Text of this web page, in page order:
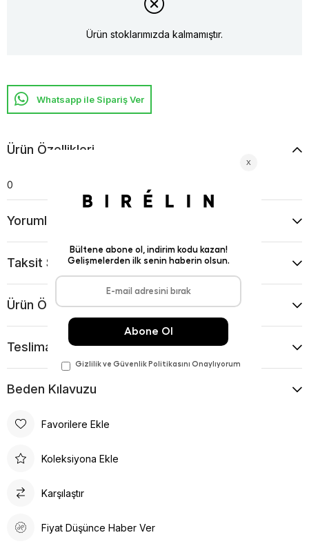
Ürün stoklarımızda kalmamıştır.
Whatsapp ile Sipariş Ver
Ürün Özellikleri
0
Yorumlar
Taksit Seçenekleri
Ürün Önerileri
Teslimat Ve İade Koşulları
Beden Kılavuzu
Favorilere Ekle
Koleksiyona Ekle
Karşılaştır
Fiyat Düşünce Haber Ver